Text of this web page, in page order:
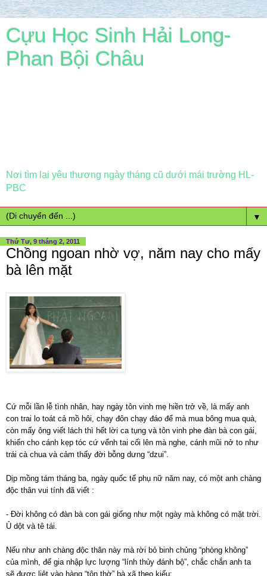
Cựu Học Sinh Hải Long-
Phan Bội Châu
Nơi tìm lại yêu thương ngày tháng cũ dưới mái trường HL-
PBC
▼
Thứ Tư, 9 tháng 2, 2011
Chồng ngoan nhờ vợ, năm nay cho mấy
bà lên mặt
Cứ mỗi lần lễ tình nhân, hay ngày tôn vinh mẹ hiền trở về, là mấy anh
con trai lo toát cả mồ hôi, chạy đôn chạy đáo để mà mua bông mua quà,
còn mấy ông viết lách thì hết lời ca tụng và tôn vinh phe đàn bà con gái,
khiến cho cánh kẹp tóc cứ vểnh tai cối lên mà nghe, cánh mũi nở to như
trái cà chua và cảm thấy đời bỗng dưng “dzui”.
Dịp mồng tám tháng ba, ngày quốc tế phụ nữ năm nay, có một anh chàng
độc thân vui tính đã viết :
- Đời không có đàn bà con gái giống như một ngày mà không có mặt trời.
Ủ dột và tê tái.
Nếu như anh chàng độc thân này mà rời bỏ binh chủng “phòng không”
của mình, để gia nhập lực lượng “lính thủy đánh bộ”, chắc chắn anh ta
sẽ được liệt vào hàng “tôn thờ” bà xã theo kiểu: